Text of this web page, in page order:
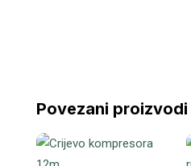
Povezani proizvodi